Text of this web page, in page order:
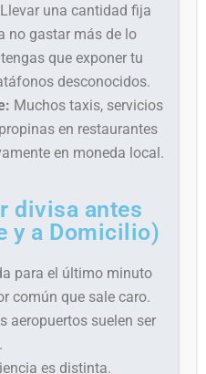
Llevar una cantidad fija
no gastar más de lo
que exponer tu
desconocidos.
Muchos taxis, servicios
en restaurantes
en moneda local.
divisa antes
y a Domicilio)
para el último minuto
común que sale caro.
aeropuertos suelen ser
es distinta.